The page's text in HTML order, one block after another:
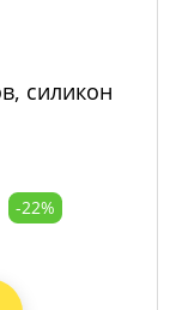
силикон
-22%